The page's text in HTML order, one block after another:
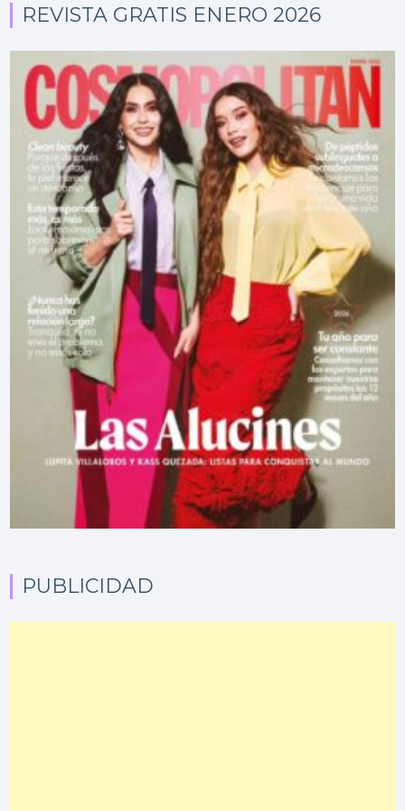
REVISTA GRATIS ENERO 2026
PUBLICIDAD